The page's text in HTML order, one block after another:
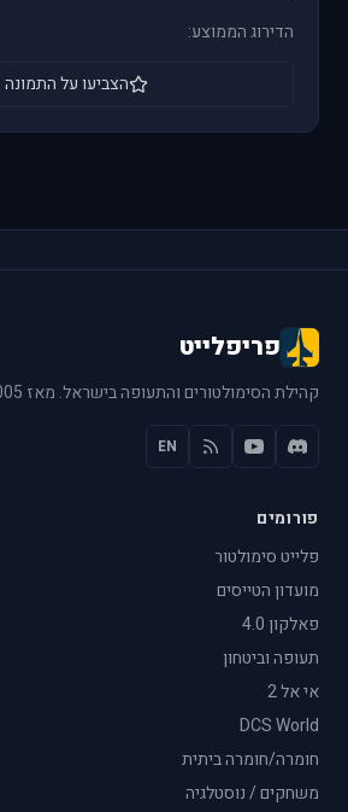
הדירוג הממוצע:
הצביעו על התמונה
פריפלייט
קהילת הסימולטורים והתעופה בישראל. מאז 2005.
EN
פורומים
פלייט סימולטור
מועדון הטייסים
פאלקון 4.0
תעופה וביטחון
אי אל 2
DCS World
חומרה/חומרה ביתית
משחקים / נוסטלגיה